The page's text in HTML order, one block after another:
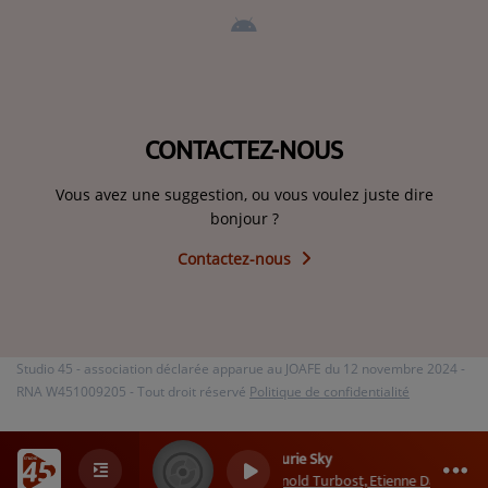
Laurie Sky
Arnold Turbost, Etienne Daho
0 0
CONTACTEZ-NOUS
Vous avez une suggestion, ou vous voulez juste dire
bonjour ?
Contactez-nous
Studio 45 - association déclarée apparue au JOAFE du 12 novembre 2024 -
RNA W451009205 - Tout droit réservé Politique de confidentialité